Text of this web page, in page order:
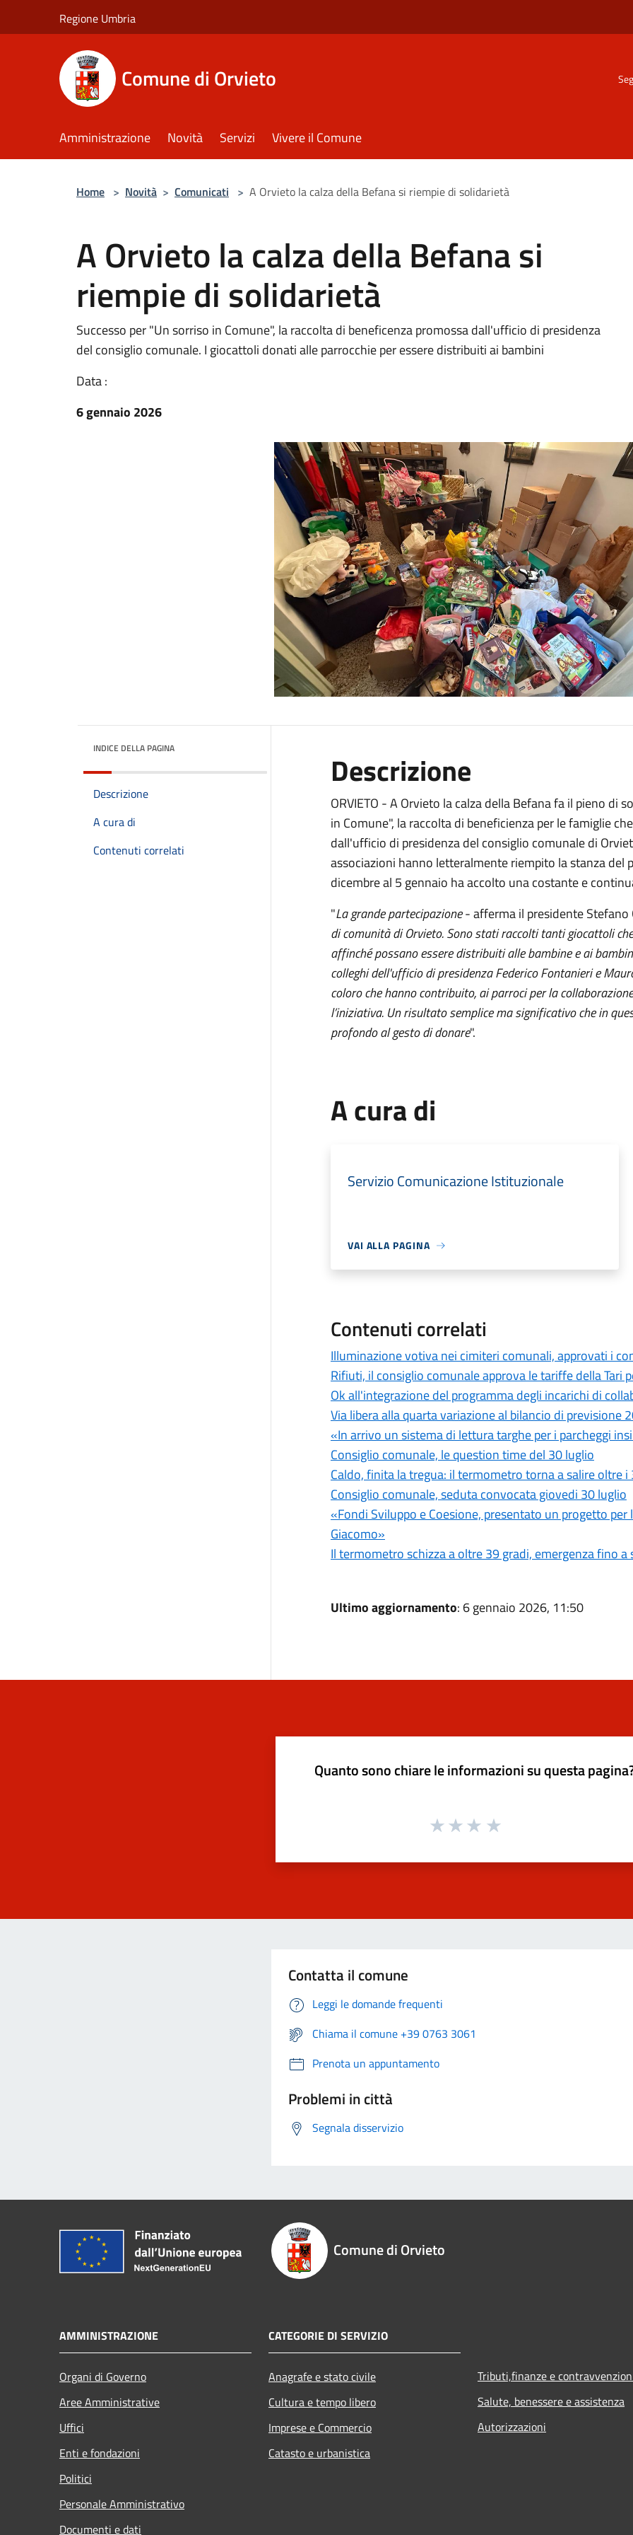
Regione Umbria
Comune di Orvieto
Amministrazione Novità Servizi Vivere il Comune
Home > Novità > Comunicati > A Orvieto la calza della Befana si riempie di solidarietà
A Orvieto la calza della Befana si
riempie di solidarietà
Successo per "Un sorriso in Comune", la raccolta di beneficenza promossa dall'ufficio di presidenza
del consiglio comunale. I giocattoli donati alle parrocchie per essere distribuiti ai bambini
Data :
6 gennaio 2026
INDICE DELLA PAGINA
Descrizione
A cura di
Contenuti correlati
Descrizione
ORVIETO - A Orvieto la calza della Befana fa il pieno di
in Comune", la raccolta di beneficienza per le famiglie
dall'ufficio di presidenza del consiglio comunale di
associazioni hanno letteralmente riempito la stanza del
dicembre al 5 gennaio ha accolto una costante e
"La grande partecipazione- afferma il presidente
di comunità di Orvieto. Sono stati raccolti tanti giocattoli
affinché possano essere distribuiti alle bambine e ai
colleghi dell'ufficio di presidenza Federico Fontanieri e
coloro che hanno contribuito, ai parroci per la
l’iniziativa. Un risultato semplice ma significativo che in
profondo al gesto di donare".
A cura di
Servizio Comunicazione Istituzionale
VAI ALLA PAGINA
Contenuti correlati
Illuminazione votiva nei cimiteri comunali, approvati i
Rifiuti, il consiglio comunale approva le tariffe della Tari
Ok all'integrazione del programma degli incarichi di
Via libera alla quarta variazione al bilancio di previsione
«In arrivo un sistema di lettura targhe per i parcheggi
Consiglio comunale, le question time del 30 luglio
Caldo, finita la tregua: il termometro torna a salire oltre i
Consiglio comunale, seduta convocata giovedi 30 luglio
«Fondi Sviluppo e Coesione, presentato un progetto
Giacomo»
Il termometro schizza a oltre 39 gradi, emergenza fino a
Ultimo aggiornamento: 6 gennaio 2026, 11:50
Quanto sono chiare le informazioni su questa
Contatta il comune
Leggi le domande frequenti
Chiama il comune +39 0763 3061
Prenota un appuntamento
Problemi in città
Segnala disservizio
Comune di Orvieto
AMMINISTRAZIONE
Organi di Governo
Aree Amministrative
Uffici
Enti e fondazioni
Politici
Personale Amministrativo
Documenti e dati
CATEGORIE DI SERVIZIO
Anagrafe e stato civile
Cultura e tempo libero
Imprese e Commercio
Catasto e urbanistica
Tributi,finanze e
Salute, benessere e assistenza
Autorizzazioni